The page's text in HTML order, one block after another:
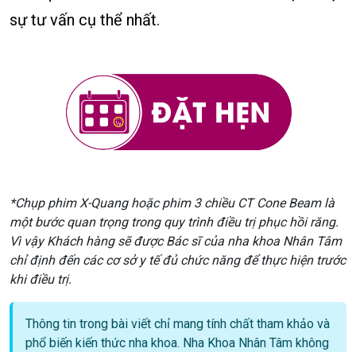
sự tư vấn cụ thể nhất.
*Chụp phim X-Quang hoặc phim 3 chiều CT Cone Beam là
một bước quan trọng trong quy trình điều trị phục hồi răng.
Vì vậy Khách hàng sẽ được Bác sĩ của nha khoa Nhân Tâm
chỉ định đến các cơ sở y tế đủ chức năng để thực hiện trước
khi điều trị.
Thông tin trong bài viết chỉ mang tính chất tham khảo và
phổ biến kiến thức nha khoa. Nha Khoa Nhân Tâm không